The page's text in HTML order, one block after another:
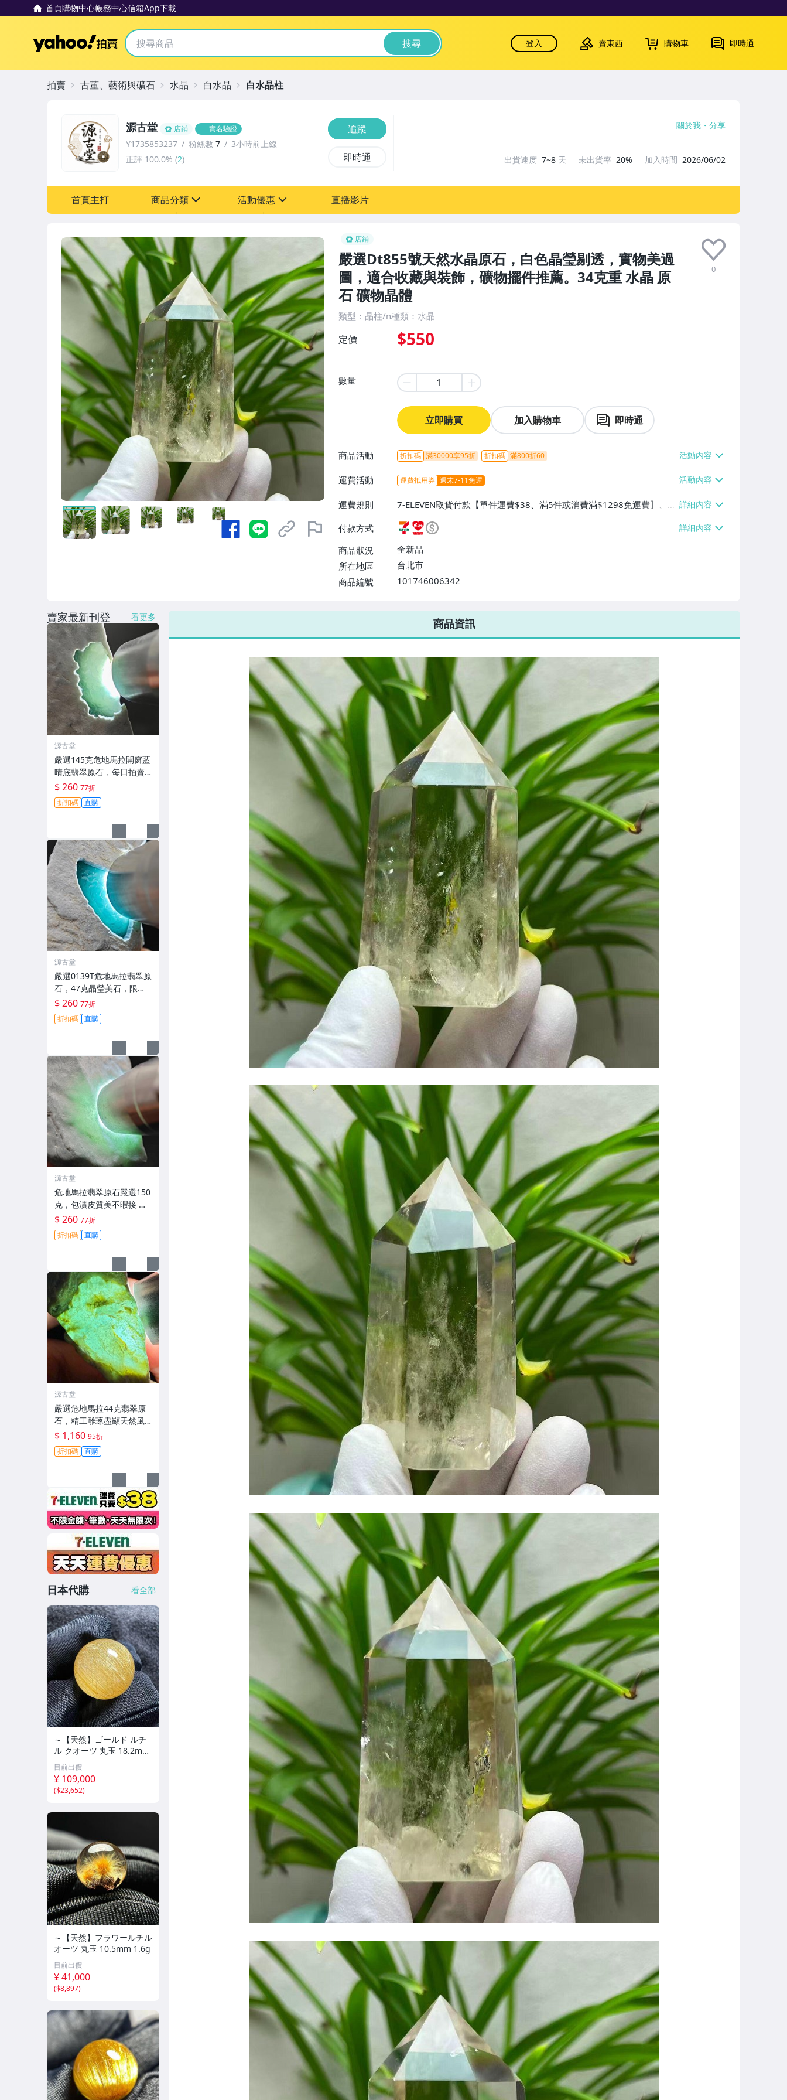
首頁購物中心帳務中心信箱App下載
Yahoo拍賣 搜尋 登入 賣東西 購物車 即時通
店鋪
嚴選Dt855號天然水晶原石，白色晶瑩剔透，實物美過
圖，適合收藏與裝飾，礦物擺件推薦。34克重 水晶 原
石 礦物晶體
0
類型：晶柱/n種類：水晶
定價 $550
數量
立即購買 加入購物車 即時通
商品活動 折扣碼 滿30000享95折 折扣碼 滿800折60
運費活動 運費抵用券 週末7-11免運
運費規則
7-ELEVEN取貨付款【單件運費$38、滿5件或消費滿$1298免運費】、7-
ELEVEN取貨不付款【免運費】、萊爾富取貨付款【單件運費$60、滿5件
或消費滿$1298免運費】、宅配/貨運【單件運費$120、滿5件或消費滿
$1598免運費】
付款方式
商品狀況
全新品
所在地區
台北市
商品編號
101746006342
7-ELEVEN 運費只要38元
不限金額、筆數，筆筆優惠無限次！
源古堂 店鋪 實名驗證
Y1735853237 粉絲數 7
3小時前上線
正評 100.0% (2)
追蹤
即時通
關於我 分享
出貨速度 7~8 天 未出貨率 20% 加入時間 2026/06/02
首頁主打 商品分類 活動優惠
[全店] 粉絲專享
直播影片
拍賣 古董、藝術與礦石 水晶 白水晶 白水晶柱
商品資訊
賣家最新刊登 看更多
源古堂
嚴選145克危地馬拉開窗藍
晴底翡翠原石，每日拍賣
倒數計時，即刻競拍。危
地馬拉翡翠 擬價 藍色翡翠
晶塊 夜拍截標十一點
$ 260 77折
折扣碼 直購
源古堂
嚴選0139T危地馬拉翡翠原
石，47克晶瑩美石，限量
上拍，今夜11點截標！真
實成交等你來。危地馬拉
翡翠原石 拍賣
$ 260 77折
折扣碼 直購
源古堂
危地馬拉翡翠原石嚴選150
克，包漬皮質美不暇接 每
日拍賣晚11點截標 真實成
交 危地馬拉、翡翠原石、
包漿皮
$ 260 77折
折扣碼 直購
源古堂
嚴選危地馬拉44克翡翠原
石，精工雕琢盡顯天然風
采 每晚11點截標 日拍推薦
危地馬拉 翡翠原石 雕琢作
品
$ 1,160 95折
折扣碼 直購
日本代購 看全部
～【天然】ゴールド ルチ
ル クオーツ 丸玉 18.2mm
8.5g
目前出價
¥ 109,000
($23,652)
～【天然】フラワールチル
オーツ 丸玉 10.5mm 1.6g
目前出價
¥ 41,000
($8,897)